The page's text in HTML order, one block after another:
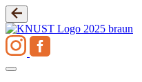
Zum
Inhalt
springen